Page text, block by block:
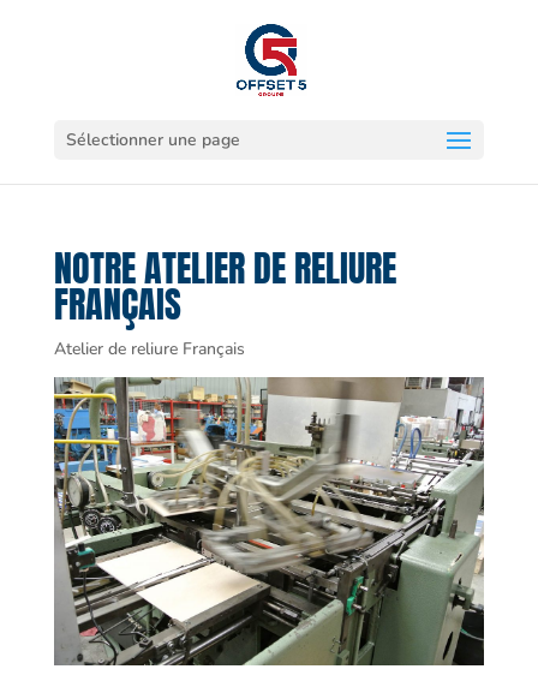
Sélectionner une page
NOTRE ATELIER DE RELIURE
FRANÇAIS
Atelier de reliure Français